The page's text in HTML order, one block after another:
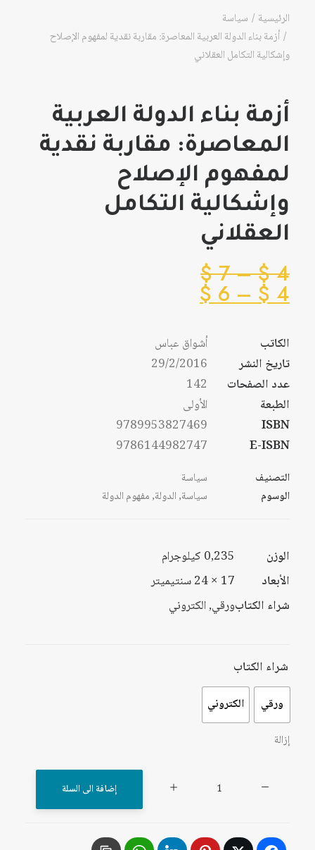
الرئيسية
سياسة
أزمة بناء الدولة العربية المعاصرة: مقاربة نقدية لمفهوم الإصلاح
وإشكالية التكامل العقلاني
أزمة بناء الدولة العربية
المعاصرة: مقاربة نقدية
لمفهوم الإصلاح
وإشكالية التكامل
العقلاني
4
$
–
7
$نطاق
السعر:
من
خلال
4
$
–
6
$
السعر:
من
خلال
الكاتب
أشواق عباس
تاريخ النشر
29/2/2016
عدد الصفحات
142
الطبعة
الأولى
ISBN
9789953827469
E-ISBN
9786144982747
التصنيف
سياسة
الوسوم
سياسة,الدولة,مفهوم الدولة
الوزن
0,235 كيلوجرام
الأبعاد
17 × 24 سنتيميتر
شراء الكتابورقي, الكتروني
شراء الكتاب
ورقي الكتروني
إزالة
الدولة
إضافة الى السلة